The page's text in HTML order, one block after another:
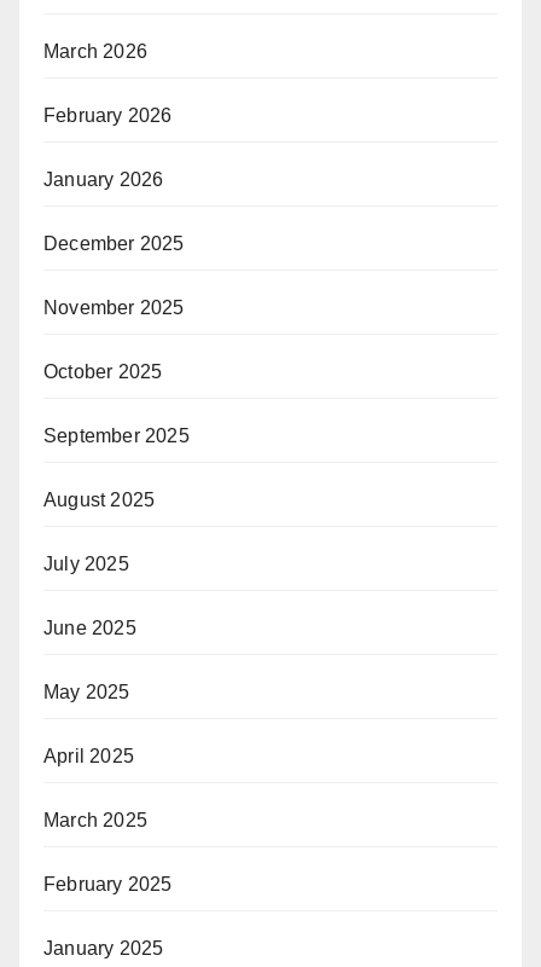
March 2026
February 2026
January 2026
December 2025
November 2025
October 2025
September 2025
August 2025
July 2025
June 2025
May 2025
April 2025
March 2025
February 2025
January 2025